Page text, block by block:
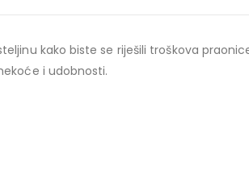
kako biste se riješili troškova
i udobnosti.